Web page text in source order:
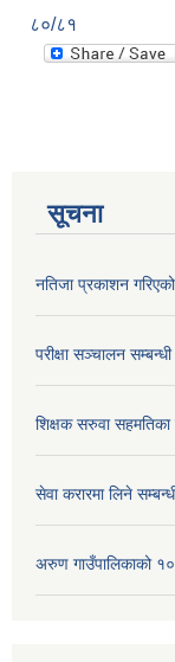
८०/८१
सूचना
नतिजा प्रकाशन
परीक्षा सञ्चालन
शिक्षक सरुवा सहमतिका
सेवा करारमा लिने
अरुण गाउँपालिकाको